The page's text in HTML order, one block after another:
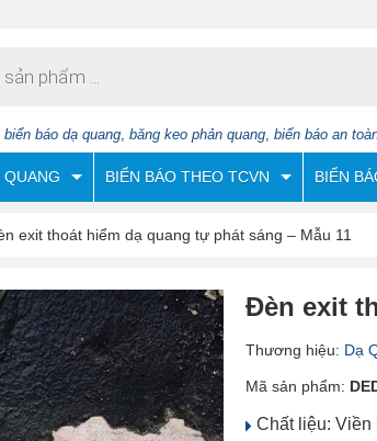
biển báo dạ quang, băng keo phản quang, biển báo an
QUANG BIỂN BÁO THEO TCVN BIỂN
exit thoát hiểm dạ quang tự phát sáng – Mẫu 11
Đèn exit
Thương hiệu: Dạ
Mã sản phẩm:
Chất liệu: Viền